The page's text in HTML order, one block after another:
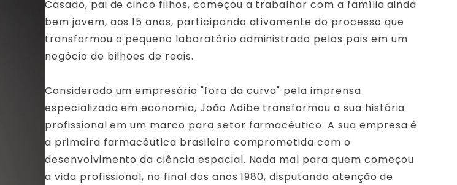
Casado, pai de cinco filhos, começou a trabalhar com a família ainda
bem jovem, aos 15 anos, participando ativamente do processo que
transformou o pequeno laboratório administrado pelos pais em um
negócio de bilhões de reais.
Considerado um empresário "fora da curva" pela imprensa
especializada em economia, João Adibe transformou a sua história
profissional em um marco para setor farmacêutico. A sua empresa é
a primeira farmacêutica brasileira comprometida com o
desenvolvimento da ciência espacial. Nada mal para quem começou
a vida profissional, no final dos anos 1980, disputando atenção de